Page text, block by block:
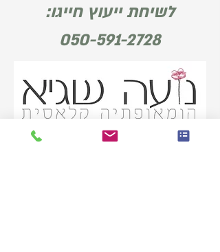
לשיחת ייעוץ חייגו:
050-591-2728
טיפול המואופתי באלרגיות